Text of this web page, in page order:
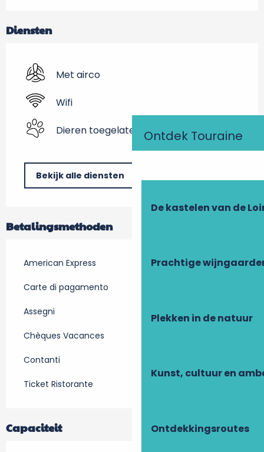
Ontdek Touraine
De kastelen van de
Prachtige
Plekken in de natuur
Kunst, cultuur en
Ontdekkingsroutes
Diensten
Met airco
Wifi
Dieren toegelaten
Bekijk alle diensten
Betalingsmethoden
American Express
Carte di pagamento
Assegni
Chèques Vacances
Contanti
Ticket Ristorante
Capaciteit